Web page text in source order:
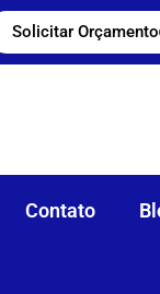
Solicitar Orçamento
Contato